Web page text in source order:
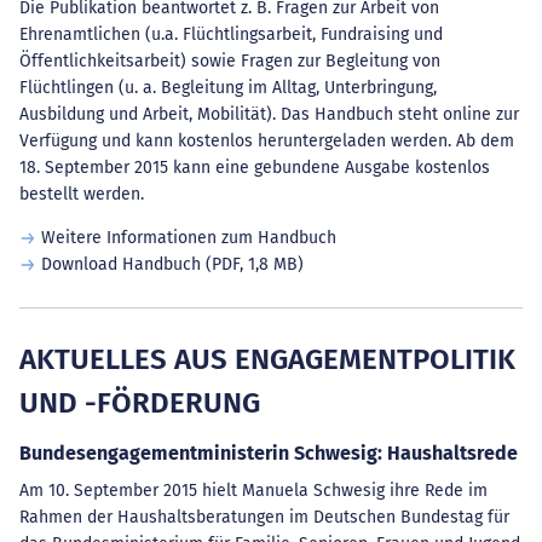
Die Publikation beantwortet z. B. Fragen zur Arbeit von
Ehrenamtlichen (u.a. Flüchtlingsarbeit, Fundraising und
Öffentlichkeitsarbeit) sowie Fragen zur Begleitung von
Flüchtlingen (u. a. Begleitung im Alltag, Unterbringung,
Ausbildung und Arbeit, Mobilität). Das Handbuch steht online zur
Verfügung und kann kostenlos heruntergeladen werden. Ab dem
18. September 2015 kann eine gebundene Ausgabe kostenlos
bestellt werden.
Weitere Informationen zum Handbuch
Download Handbuch (PDF, 1,8 MB)
AKTUELLES AUS ENGAGEMENTPOLITIK
UND -FÖRDERUNG
Bundesengagementministerin Schwesig: Haushaltsrede
Am 10. September 2015 hielt Manuela Schwesig ihre Rede im
Rahmen der Haushaltsberatungen im Deutschen Bundestag für